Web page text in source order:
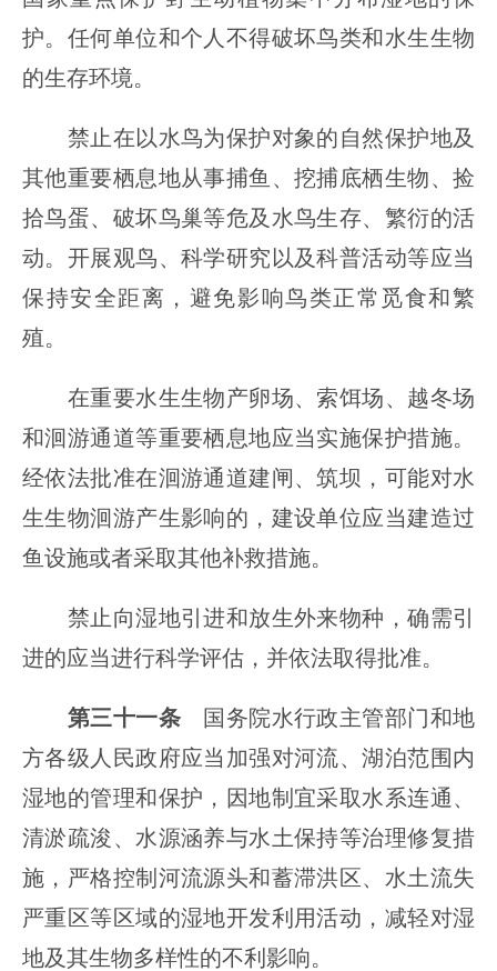
护。任何单位和个人不得破坏鸟类和水生生物
的生存环境。
禁止在以水鸟为保护对象的自然保护地及
其他重要栖息地从事捕鱼、挖捕底栖生物、捡
拾鸟蛋、破坏鸟巢等危及水鸟生存、繁衍的活
动。开展观鸟、科学研究以及科普活动等应当
保持安全距离，避免影响鸟类正常觅食和繁
殖。
在重要水生生物产卵场、索饵场、越冬场
和洄游通道等重要栖息地应当实施保护措施。
经依法批准在洄游通道建闸、筑坝，可能对水
生生物洄游产生影响的，建设单位应当建造过
鱼设施或者采取其他补救措施。
禁止向湿地引进和放生外来物种，确需引
进的应当进行科学评估，并依法取得批准。
第三十一条国务院水行政主管部门和地
方各级人民政府应当加强对河流、湖泊范围内
湿地的管理和保护，因地制宜采取水系连通、
清淤疏浚、水源涵养与水土保持等治理修复措
施，严格控制河流源头和蓄滞洪区、水土流失
严重区等区域的湿地开发利用活动，减轻对湿
地及其生物多样性的不利影响。